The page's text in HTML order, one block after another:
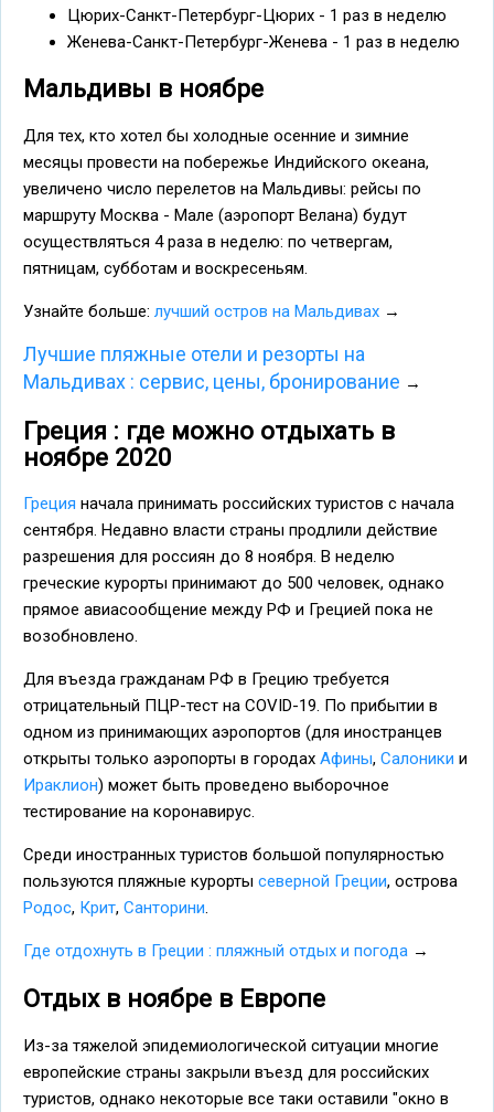
Цюрих-Санкт-Петербург-Цюрих - 1 раз в неделю
Женева-Санкт-Петербург-Женева - 1 раз в неделю
Мальдивы в ноябре
Для тех, кто хотел бы холодные осенние и зимние
месяцы провести на побережье Индийского океана,
увеличено число перелетов на Мальдивы: рейсы по
маршруту Москва - Мале (аэропорт Велана) будут
осуществляться 4 раза в неделю: по четвергам,
пятницам, субботам и воскресеньям.
Узнайте больше: лучший остров на Мальдивах →
Лучшие пляжные отели и резорты на
Мальдивах : сервис, цены, бронирование →
Греция : где можно отдыхать в
ноябре 2020
Греция начала принимать российских туристов с начала
сентября. Недавно власти страны продлили действие
разрешения для россиян до 8 ноября. В неделю
греческие курорты принимают до 500 человек, однако
прямое авиасообщение между РФ и Грецией пока не
возобновлено.
Для въезда гражданам РФ в Грецию требуется
отрицательный ПЦР-тест на COVID-19. По прибытии в
одном из принимающих аэропортов (для иностранцев
открыты только аэропорты в городах Афины, Салоники и
Ираклион) может быть проведено выборочное
тестирование на коронавирус.
Среди иностранных туристов большой популярностью
пользуются пляжные курорты северной Греции, острова
Родос, Крит, Санторини.
Где отдохнуть в Греции : пляжный отдых и погода →
Отдых в ноябре в Европе
Из-за тяжелой эпидемиологической ситуации многие
европейские страны закрыли въезд для российских
туристов, однако некоторые все таки оставили "окно в